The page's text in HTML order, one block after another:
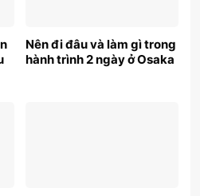
Nên đi đâu và làm gì trong
hành trình 2 ngày ở Osaka